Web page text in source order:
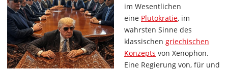
im Wesentlichen
eine Plutokratie, im
wahrsten Sinne des
klassischen griechischen
Konzepts von Xenophon.
Eine Regierung von, für und